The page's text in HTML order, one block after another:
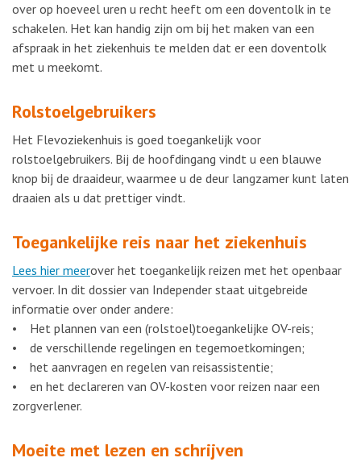
over op hoeveel uren u recht heeft om een doventolk in te
schakelen. Het kan handig zijn om bij het maken van een
afspraak in het ziekenhuis te melden dat er een doventolk
met u meekomt.
Rolstoelgebruikers
Het Flevoziekenhuis is goed toegankelijk voor
rolstoelgebruikers. Bij de hoofdingang vindt u een blauwe
knop bij de draaideur, waarmee u de deur langzamer kunt laten
draaien als u dat prettiger vindt.
Toegankelijke reis naar het ziekenhuis
Lees hier meerover het toegankelijk reizen met het openbaar
vervoer. In dit dossier van Independer staat uitgebreide
informatie over onder andere:
• Het plannen van een (rolstoel)toegankelijke OV-reis;
• de verschillende regelingen en tegemoetkomingen;
• het aanvragen en regelen van reisassistentie;
• en het declareren van OV-kosten voor reizen naar een
zorgverlener.
Moeite met lezen en schrijven